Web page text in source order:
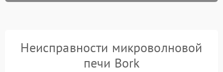
Неисправности микроволновой
печи Bork